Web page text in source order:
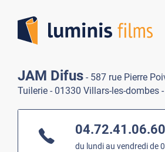
JAM Difus - 587 rue Pierre
Tuilerie - 01330 Villars-les-dombes -
04.72.41.06.60
du lundi au vendredi de